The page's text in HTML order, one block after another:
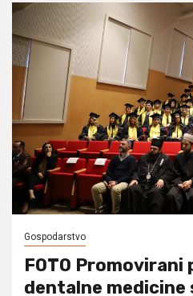
Gospodarstvo
FOTO
dentalne medicine